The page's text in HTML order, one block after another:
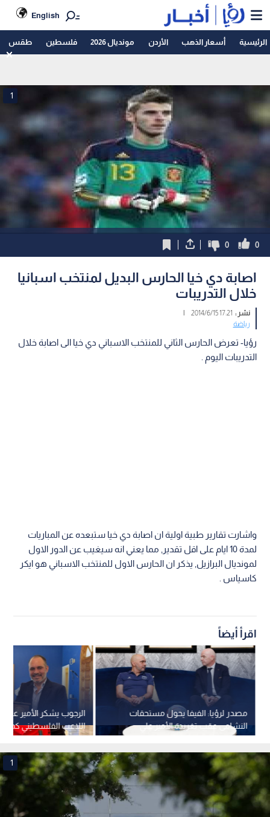
English
الرئيسية أسعار الذهب الأردن مونديال 2026 فلسطين طقس
1
0
0
اصابة دي خيا الحارس البديل لمنتخب اسبانيا
خلال التدريبات
نشر : 17:21 2014/6/15
|
رياضة
رؤيا- تعرض الحارس الثاني للمنتخب الاسباني دي خيا الى اصابة خلال
التدريبات اليوم .
واشارت تقارير طبية اولية ان اصابة دي خيا ستبعده عن المباريات
لمدة 10 ايام على اقل تقدير, مما يعني انه سيغيب عن الدور الاول
لمونديال البرازيل, يذكر ان الحارس الاول للمنتخب الاسباني هو ايكر
كاسياس .
اقرأ أيضاً
الرجوب يشكر
اللاعب الفلسطيني
مصدر لرؤيا: الفيفا يحول مستحقات
النشامى عقب تغريدة الأمير علي
1